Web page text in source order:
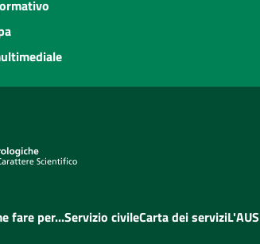
fare per...Servizio civileCarta dei servizi